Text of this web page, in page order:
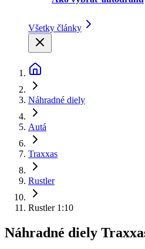
Všetky články
Náhradné diely
Autá
Traxxas
Rustler
Rustler 1:10
Náhradné diely